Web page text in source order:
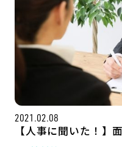
2021.02.08
【人事に聞いた！】